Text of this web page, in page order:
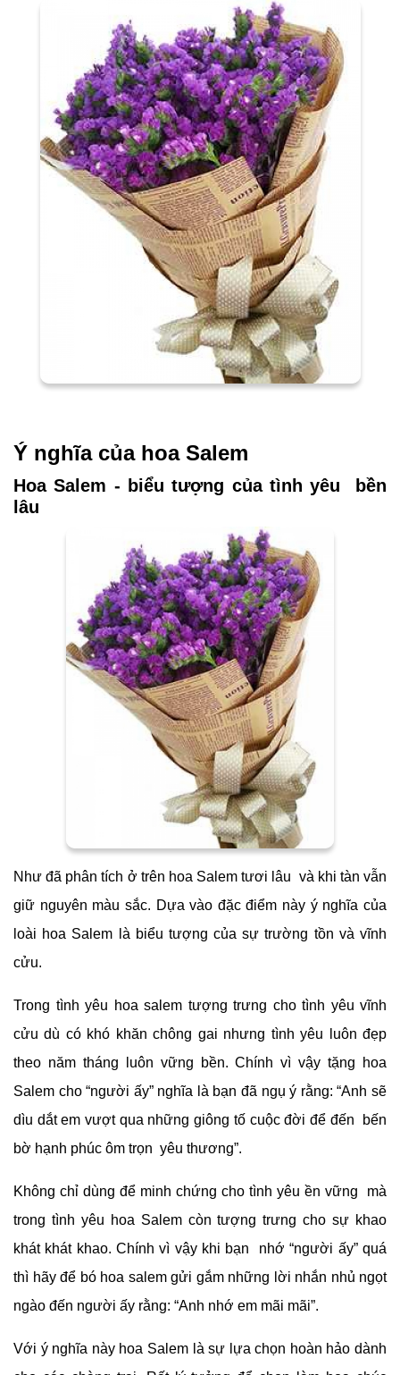
Ý nghĩa của hoa Salem
Hoa Salem - biểu tượng của tình yêu bền
lâu
Như đã phân tích ở trên hoa Salem tươi lâu và khi tàn vẫn
giữ nguyên màu sắc. Dựa vào đặc điểm này ý nghĩa của
loài hoa Salem là biểu tượng của sự trường tồn và vĩnh
cửu.
Trong tình yêu hoa salem tượng trưng cho tình yêu vĩnh
cửu dù có khó khăn chông gai nhưng tình yêu luôn đẹp
theo năm tháng luôn vững bền. Chính vì vậy tặng hoa
Salem cho “người ấy” nghĩa là bạn đã ngụ ý rằng: “Anh sẽ
dìu dắt em vượt qua những giông tố cuộc đời để đến bến
bờ hạnh phúc ôm trọn yêu thương”.
Không chỉ dùng để minh chứng cho tình yêu ền vững mà
trong tình yêu hoa Salem còn tượng trưng cho sự khao
khát khát khao. Chính vì vậy khi bạn nhớ “người ấy” quá
thì hãy để bó hoa salem gửi gắm những lời nhắn nhủ ngọt
ngào đến người ấy rằng: “Anh nhớ em mãi mãi”.
Với ý nghĩa này hoa Salem là sự lựa chọn hoàn hảo dành